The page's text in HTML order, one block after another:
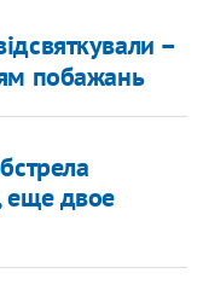
–
побажань
еще двое